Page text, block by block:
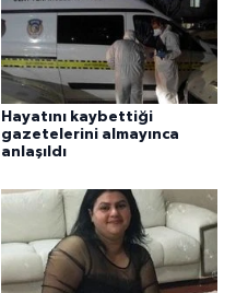
Hayatını kaybettiği
gazetelerini almayınca
anlaşıldı